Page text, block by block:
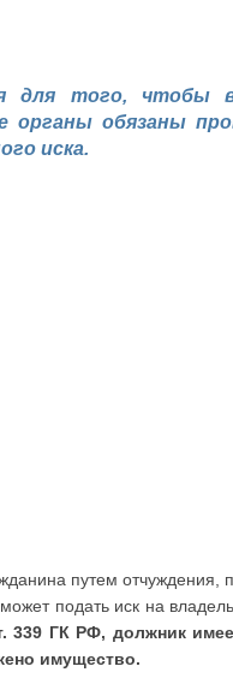
для того, чтобы
органы обязаны
иска.
путем отчуждения,
подать иск на
339 ГК РФ, должник
имущество.